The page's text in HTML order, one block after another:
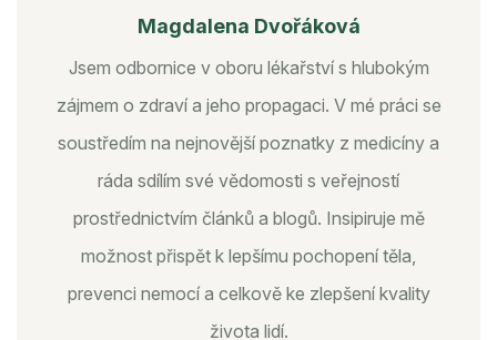
Magdalena Dvořáková
Jsem odbornice v oboru lékařství s hlubokým
zájmem o zdraví a jeho propagaci. V mé práci se
soustředím na nejnovější poznatky z medicíny a
ráda sdílím své vědomosti s veřejností
prostřednictvím článků a blogů. Insipiruje mě
možnost přispět k lepšímu pochopení těla,
prevenci nemocí a celkově ke zlepšení kvality
života lidí.